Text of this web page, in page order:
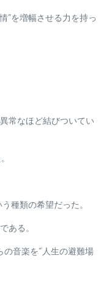
”を増幅させる力を持っ
常なほど結びついてい
種類の希望だった。
ある。
の音楽を“人生の避難場